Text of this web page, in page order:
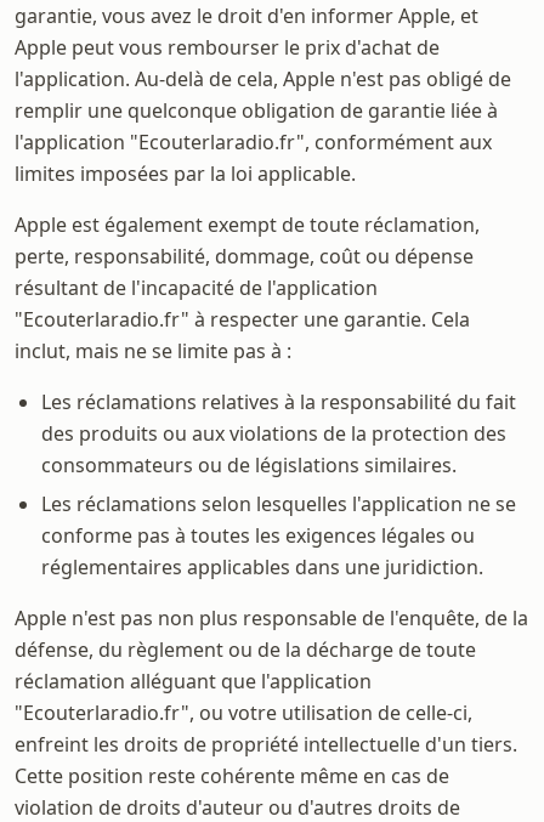
garantie, vous avez le droit d'en informer Apple, et
Apple peut vous rembourser le prix d'achat de
l'application. Au-delà de cela, Apple n'est pas obligé de
remplir une quelconque obligation de garantie liée à
l'application "Ecouterlaradio.fr", conformément aux
limites imposées par la loi applicable.
Apple est également exempt de toute réclamation,
perte, responsabilité, dommage, coût ou dépense
résultant de l'incapacité de l'application
"Ecouterlaradio.fr" à respecter une garantie. Cela
inclut, mais ne se limite pas à :
Les réclamations relatives à la responsabilité du fait
des produits ou aux violations de la protection des
consommateurs ou de législations similaires.
Les réclamations selon lesquelles l'application ne se
conforme pas à toutes les exigences légales ou
réglementaires applicables dans une juridiction.
Apple n'est pas non plus responsable de l'enquête, de la
défense, du règlement ou de la décharge de toute
réclamation alléguant que l'application
"Ecouterlaradio.fr", ou votre utilisation de celle-ci,
enfreint les droits de propriété intellectuelle d'un tiers.
Cette position reste cohérente même en cas de
violation de droits d'auteur ou d'autres droits de